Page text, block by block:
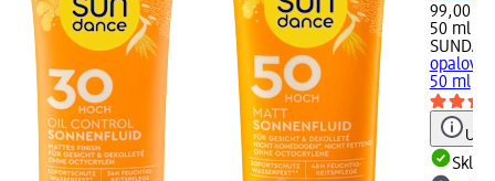
99,00 Kč
50 ml
50 ml